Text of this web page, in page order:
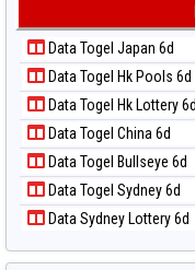
📝 Pola Dasar Taiwan
Data Togel Kuda Lari
Data Togel Magnum
Data Togel Nagoya
Data Togel North
Data Togel Pcso
Data Togel Sao Paulo
Data Togel Singapore
Data Togel Sydney
Data Togel Sydney
Data Togel Japan 6d
Data Togel Hk Pools 6d
Data Togel Hk Lottery 6d
Data Togel China 6d
Data Togel Bullseye 6d
Data Togel Sydney 6d
Data Sydney Lottery 6d